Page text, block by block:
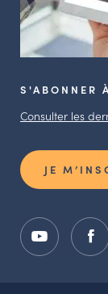
S'ABONNER
Consulter les
JE